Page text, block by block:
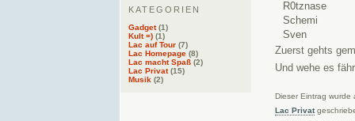
KATEGORIEN
Gadget(1)
Kult =) (1)
Lac auf Tour (7)
Lac Homepage (8)
Lac macht Spaß (2)
Lac Privat(15)
Musik (2)
R0tznase
Schemi
Sven
Zuerst gehts
Und wehe es
Dieser Eintrag
Lac Privat